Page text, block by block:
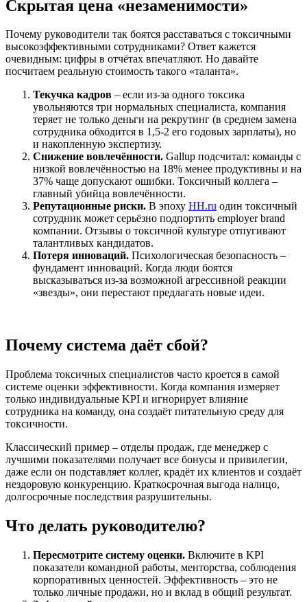
Скрытая цена «незаменимости»
Почему руководители так боятся расставаться с токсичными
высокоэффективными сотрудниками? Ответ кажется
очевидным: цифры в отчётах впечатляют. Но давайте
посчитаем реальную стоимость такого «таланта».
Текучка кадров – если из-за одного токсика
увольняются три нормальных специалиста, компания
теряет не только деньги на рекрутинг (в среднем замена
сотрудника обходится в 1,5-2 его годовых зарплаты), но
и накопленную экспертизу.
Снижение вовлечённости. Gallup подсчитал: команды с
низкой вовлечённостью на 18% менее продуктивны и на
37% чаще допускают ошибки. Токсичный коллега –
главный убийца вовлечённости.
Репутационные риски. В эпоху HH.ru один токсичный
сотрудник может серьёзно подпортить employer brand
компании. Отзывы о токсичной культуре отпугивают
талантливых кандидатов.
Потеря инноваций. Психологическая безопасность –
фундамент инноваций. Когда люди боятся
высказываться из-за возможной агрессивной реакции
«звезды», они перестают предлагать новые идеи.
Почему система даёт сбой?
Проблема токсичных специалистов часто кроется в самой
системе оценки эффективности. Когда компания измеряет
только индивидуальные KPI и игнорирует влияние
сотрудника на команду, она создаёт питательную среду для
токсичности.
Классический пример – отделы продаж, где менеджер с
лучшими показателями получает все бонусы и привилегии,
даже если он подставляет коллег, крадёт их клиентов и создаёт
нездоровую конкуренцию. Краткосрочная выгода налицо,
долгосрочные последствия разрушительны.
Что делать руководителю?
Пересмотрите систему оценки. Включите в KPI
показатели командной работы, менторства, соблюдения
корпоративных ценностей. Эффективность – это не
только личные продажи, но и вклад в общий результат.